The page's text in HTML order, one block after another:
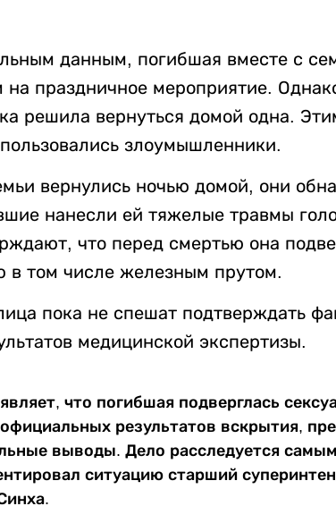
данным, погибшая вместе с
на праздничное мероприятие.
решила вернуться домой одна.
злоумышленники.
вернулись ночью домой, они
нанесли ей тяжелые травмы
что перед смертью она
в том числе железным прутом.
пока не спешат подтверждать
медицинской экспертизы.
что погибшая подверглась
результатов вскрытия,
выводы. Дело расследуется
ситуацию старший